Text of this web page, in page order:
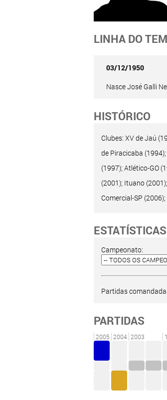
LINHA DO
03/12/1950
Nasce José Galli
HISTÓRICO
Clubes: XV de Jaú
de Piracicaba
(1997); Atlético-GO
(2001); Ituano
Comercial-SP
ESTATÍSTICAS
Campeonato:
Partidas
PARTIDAS
2005 2004 2003